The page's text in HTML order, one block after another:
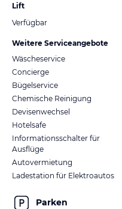
Lift
Verfügbar
Weitere Serviceangebote
Wäscheservice
Concierge
Bügelservice
Chemische Reinigung
Devisenwechsel
Hotelsafe
Informationsschalter für
Ausflüge
Autovermietung
Ladestation für Elektroautos
Parken